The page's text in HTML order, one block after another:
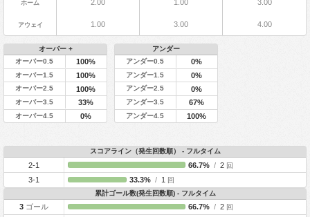
ホーム 2.00 1.00 3.00
アウェイ 1.00 3.00 4.00
オーバー +
オーバー0.5
100%
オーバー1.5 100%
オーバー2.5 100%
オーバー3.5 33%
オーバー4.5 0%
アンダー
アンダー0.5
0%
アンダー1.5 0%
アンダー2.5 0%
アンダー3.5 67%
アンダー4.5 100%
スコアライン（発生回数順） - フルタイム
2-1 66.7% /2 回
3-1 33.3% /1 回
累計ゴール数(発生回数順) - フルタイム
3 ゴール 66.7% /2 回